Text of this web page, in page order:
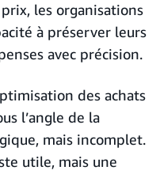
les organisations
à préserver leurs
avec précision.
des achats
l’angle de la
mais incomplet.
utile, mais une